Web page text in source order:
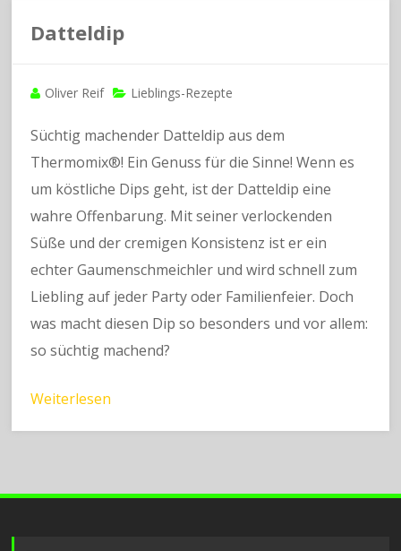
Datteldip
Oliver Reif Lieblings-Rezepte
Süchtig machender Datteldip aus dem
Thermomix®! Ein Genuss für die Sinne! Wenn es
um köstliche Dips geht, ist der Datteldip eine
wahre Offenbarung. Mit seiner verlockenden
Süße und der cremigen Konsistenz ist er ein
echter Gaumenschmeichler und wird schnell zum
Liebling auf jeder Party oder Familienfeier. Doch
was macht diesen Dip so besonders und vor allem:
so süchtig machend?
Weiterlesen